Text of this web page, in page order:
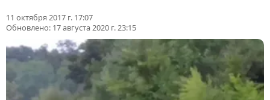
11 октября 2017 г. 17:07
Обновлено: 17 августа 2020 г. 23:15